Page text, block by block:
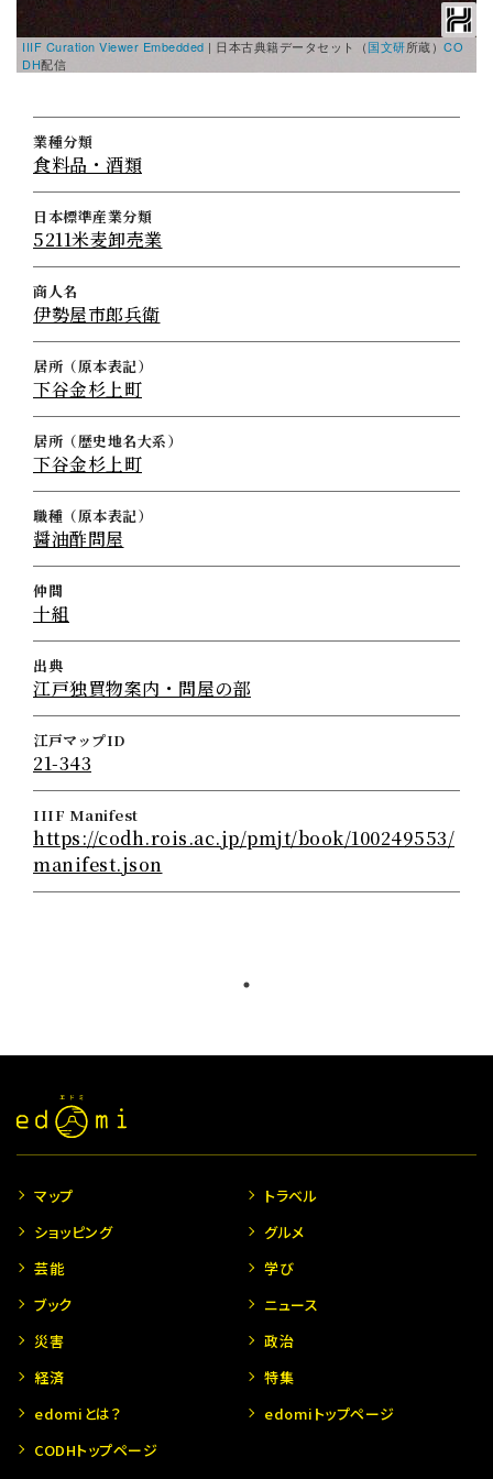
IIIF Curation Viewer Embedded | 日本古典籍データセット（国文研所蔵） CO
DH配信
業種分類
食料品・酒類
日本標準産業分類
5211米麦卸売業
商人名
伊勢屋市郎兵衛
居所（原本表記）
下谷金杉上町
居所（歴史地名大系）
下谷金杉上町
職種（原本表記）
醤油酢問屋
仲間
十組
出典
江戸独買物案内・問屋の部
江戸マップID
21-343
IIIF Manifest
https://codh.rois.ac.jp/pmjt/book/100249553/
manifest.json
マップ
トラベル
ショッピング
グルメ
芸能
学び
ブック
ニュース
災害
政治
経済
特集
edomiとは？
edomiトップページ
CODHトップページ